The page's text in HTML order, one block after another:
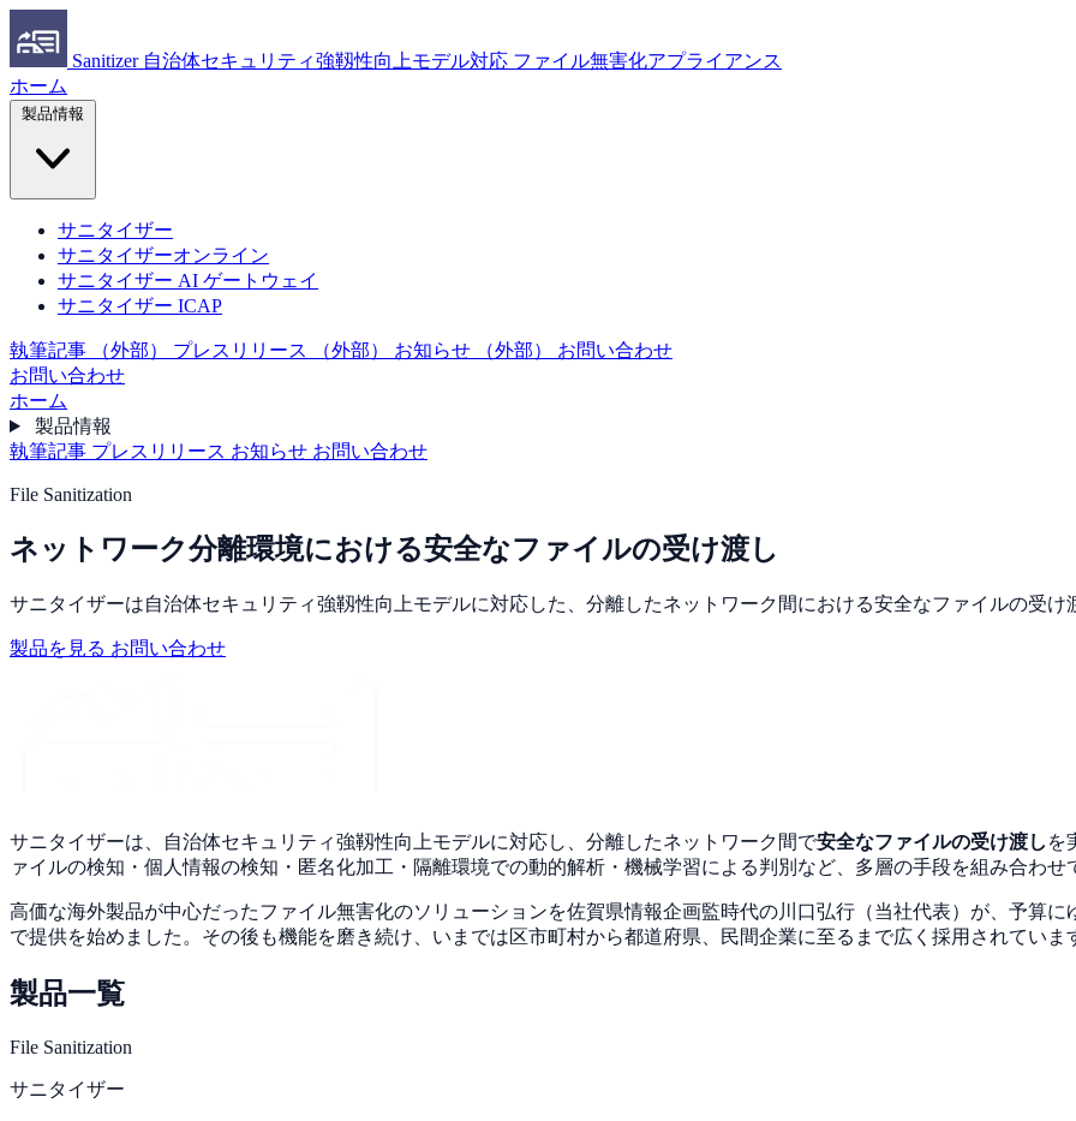
Sanitizer 自治体セキュリティ強靱性向上モデル対応 ファイル無害化アプライアンス
ホーム
サニタイザー
サニタイザーオンライン
サニタイザー AI ゲートウェイ
サニタイザー ICAP
執筆記事 （外部） プレスリリース （外部） お知らせ （外部）
お問い合わせ
お問い合わせ
ホーム
製品情報
執筆記事 プレスリリース お知らせ お問い合わせ
File Sanitization
ネットワーク分離環境における安全なファイルの受け渡し
サニタイザーは自治体セキュリティ強靱性向上モデルに対応した、分離したネットワーク間における安全なファイルの受
製品を見る お問い合わせ
サニタイザーは、自治体セキュリティ強靱性向上モデルに対応し、分離したネットワーク間で安全なファイルの受け渡し を
ァイルの検知・個人情報の検知・匿名化加工・隔離環境での動的解析・機械学習による判別など、多層の手段を組み合わせ
高価な海外製品が中心だったファイル無害化のソリューションを佐賀県情報企画監時代の川口弘行（当社代表）が、予算
で提供を始めました。その後も機能を磨き続け、いまでは区市町村から都道府県、民間企業に至るまで広く採用されていま
製品一覧
File Sanitization
サニタイザー